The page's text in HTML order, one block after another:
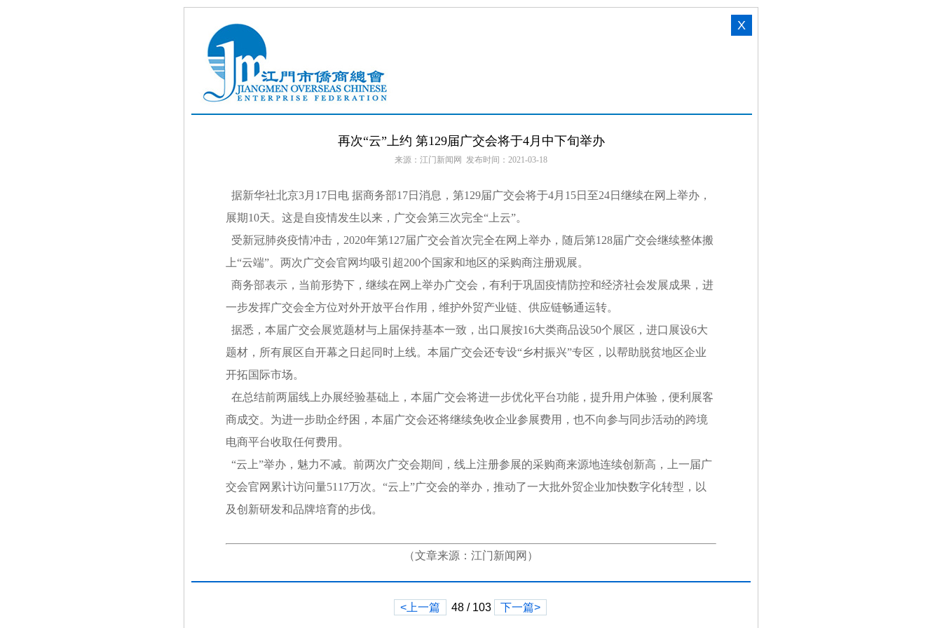
X
再次“云”上约 第129届广交会将于4月中下旬举办
来源：江门新闻网 发布时间：2021-03-18
据新华社北京3月17日电 据商务部17日消息，第129届广交会将于4月15日至24日继续在网上举办，
展期10天。这是自疫情发生以来，广交会第三次完全“上云”。
受新冠肺炎疫情冲击，2020年第127届广交会首次完全在网上举办，随后第128届广交会继续整体搬
上“云端”。两次广交会官网均吸引超200个国家和地区的采购商注册观展。
商务部表示，当前形势下，继续在网上举办广交会，有利于巩固疫情防控和经济社会发展成果，进
一步发挥广交会全方位对外开放平台作用，维护外贸产业链、供应链畅通运转。
据悉，本届广交会展览题材与上届保持基本一致，出口展按16大类商品设50个展区，进口展设6大
题材，所有展区自开幕之日起同时上线。本届广交会还专设“乡村振兴”专区，以帮助脱贫地区企业
开拓国际市场。
在总结前两届线上办展经验基础上，本届广交会将进一步优化平台功能，提升用户体验，便利展客
商成交。为进一步助企纾困，本届广交会还将继续免收企业参展费用，也不向参与同步活动的跨境
电商平台收取任何费用。
“云上”举办，魅力不减。前两次广交会期间，线上注册参展的采购商来源地连续创新高，上一届广
交会官网累计访问量5117万次。“云上”广交会的举办，推动了一大批外贸企业加快数字化转型，以
及创新研发和品牌培育的步伐。
（文章来源：江门新闻网）
<上一篇 48 / 103 下一篇>